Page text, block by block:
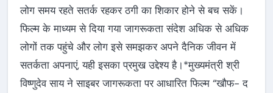
लोग समय रहते सतर्क रहकर ठगी का शिकार होने से बच सकें।
फिल्म के माध्यम से दिया गया जागरूकता संदेश अधिक से अधिक
लोगों तक पहुंचे और लोग इसे समझकर अपने दैनिक जीवन में
सतर्कता अपनाएं, यही इसका प्रमुख उद्देश्य है।*मुख्यमंत्री श्री
विष्णुदेव साय ने साइबर जागरूकता पर आधारित फिल्म “खौफ- द